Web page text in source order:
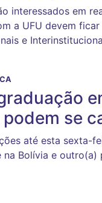
interessados em
a UFU devem
e
se
até esta sexta-
na Bolívia e